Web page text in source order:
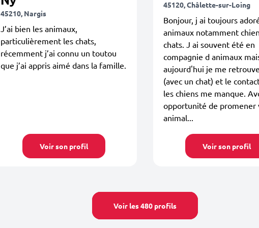
45210, Nargis
J’ai bien les animaux,
particulièrement les chats,
récemment j’ai connu un toutou
que j’ai appris aimé dans la famille.
Voir son profil
45120, Châlette-sur-Loing
Bonjour, j ai toujours
animaux notamment
chats. J ai souvent été en
compagnie d animaux
aujourd'hui je me
(avec un chat) et le
les chiens me manque.
opportunité de promener
animal...
Voir son profil
Voir les 480 profils